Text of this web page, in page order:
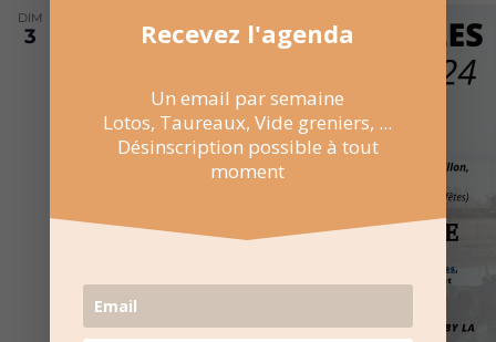
DIM
3 Recevez l'agenda
Un email par semaine
Lotos, Taureaux, Vide greniers, ...
Désinscription possible à tout
moment